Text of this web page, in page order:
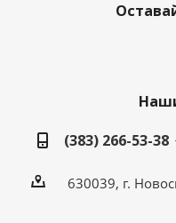
(383) 266-53-38
630039, г.